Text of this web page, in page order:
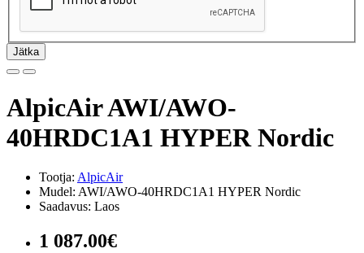
Jätka
AlpicAir AWI/AWO-
40HRDC1A1 HYPER Nordic
Tootja: AlpicAir
Mudel: AWI/AWO-40HRDC1A1 HYPER Nordic
Saadavus: Laos
1 087.00€